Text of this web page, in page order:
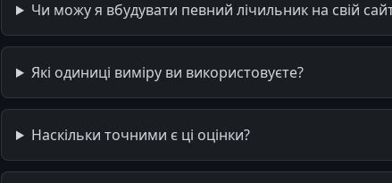
Чи можу я вбудувати певний лічильник на свій
Які одиниці виміру ви використовуєте?
Наскільки точними є ці оцінки?